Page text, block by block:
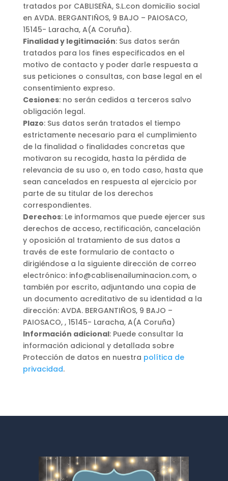
tratados por CABLISEÑA, S.L.con domicilio social
en AVDA. BERGANTIÑOS, 9 BAJO – PAIOSACO,
15145- Laracha, A(A Coruña).
Finalidad y legitimación: Sus datos serán
tratados para los fines especificados en el
motivo de contacto y poder darle respuesta a
sus peticiones o consultas, con base legal en el
consentimiento expreso.
Cesiones: no serán cedidos a terceros salvo
obligación legal.
Plazo: Sus datos serán tratados el tiempo
estrictamente necesario para el cumplimiento
de la finalidad o finalidades concretas que
motivaron su recogida, hasta la pérdida de
relevancia de su uso o, en todo caso, hasta que
sean cancelados en respuesta al ejercicio por
parte de su titular de los derechos
correspondientes.
Derechos: Le informamos que puede ejercer sus
derechos de acceso, rectificación, cancelación
y oposición al tratamiento de sus datos a
través de este formulario de contacto o
dirigiéndose a la siguiente dirección de correo
electrónico: info@cablisenailuminacion.com, o
también por escrito, adjuntando una copia de
un documento acreditativo de su identidad a la
dirección: AVDA. BERGANTIÑOS, 9 BAJO –
PAIOSACO, , 15145- Laracha, A(A Coruña)
Información adicional: Puede consultar la
información adicional y detallada sobre
Protección de datos en nuestra política de
privacidad.